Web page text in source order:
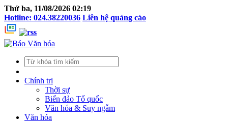
Thứ ba, 11/08/2026 02:19
Hotline: 024.38220036 Liên hệ quảng cáo
Chính trị
Thời sự
Biển đảo Tổ quốc
Văn hóa & Suy ngẫm
Văn hóa